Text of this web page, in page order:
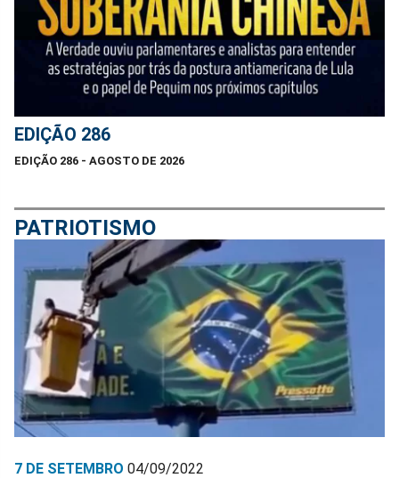
EDIÇÃO 286
EDIÇÃO 286 - AGOSTO DE 2026
PATRIOTISMO
7 DE SETEMBRO 04/09/2022